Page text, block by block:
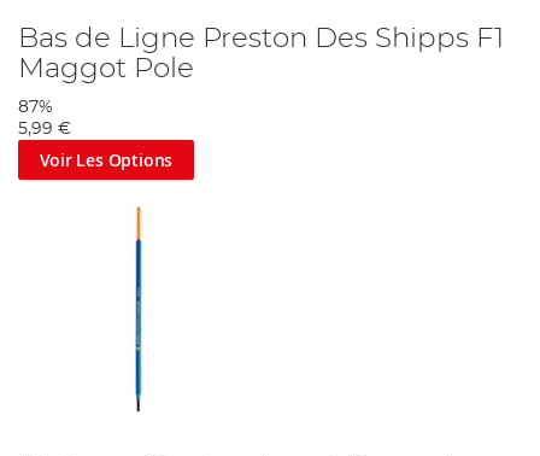
Bas de Ligne Preston Des Shipps F1
Maggot Pole
87%
5,99 €
Voir Les Options